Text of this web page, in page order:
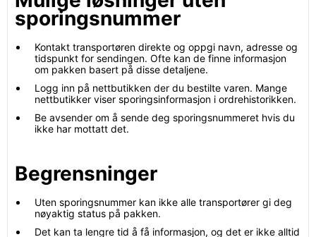
sporingsnummer
Kontakt transportøren direkte og oppgi navn, adresse og
tidspunkt for sendingen. Ofte kan de finne informasjon
om pakken basert på disse detaljene.
Logg inn på nettbutikken der du bestilte varen. Mange
nettbutikker viser sporingsinformasjon i ordrehistorikken.
Be avsender om å sende deg sporingsnummeret hvis du
ikke har mottatt det.
Begrensninger
Uten sporingsnummer kan ikke alle transportører gi deg
nøyaktig status på pakken.
Det kan ta lengre tid å få informasjon, og det er ikke alltid